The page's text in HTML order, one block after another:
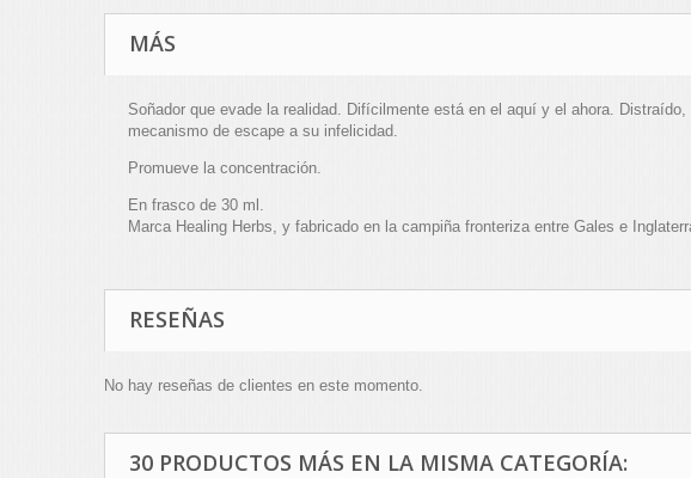
MÁS
Soñador que evade la realidad. Difícilmente está en el aquí y el ahora.
mecanismo de escape a su infelicidad.
Promueve la concentración.
En frasco de 30 ml.
Marca Healing Herbs, y fabricado en la campiña fronteriza entre Gales e
RESEÑAS
No hay reseñas de clientes en este momento.
30 PRODUCTOS MÁS EN LA MISMA CATEGORÍA: